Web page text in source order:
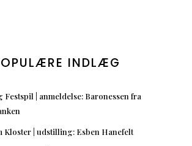
INDLÆG
Festspil | anmeldelse: Baronessen fra
Kloster | udstilling: Esben Hanefelt